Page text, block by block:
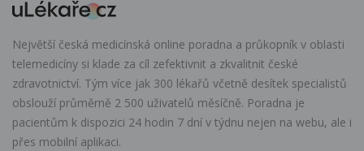
Největší česká medicínská online poradna a průkopník v oblasti
telemedicíny si klade za cíl zefektivnit a zkvalitnit české
zdravotnictví. Tým více jak 300 lékařů včetně desítek specialistů
obslouží průměrně 2 500 uživatelů měsíčně. Poradna je
pacientům k dispozici 24 hodin 7 dní v týdnu nejen na webu, ale i
přes mobilní aplikaci.